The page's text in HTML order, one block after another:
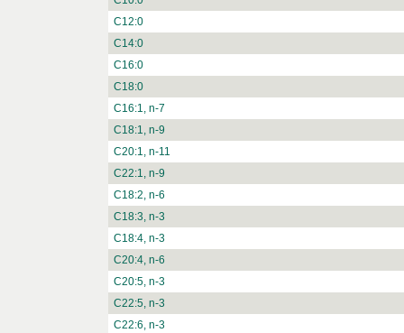
C12:0
C14:0
C16:0
C18:0
C16:1, n-7
C18:1, n-9
C20:1, n-11
C22:1, n-9
C18:2, n-6
C18:3, n-3
C18:4, n-3
C20:4, n-6
C20:5, n-3
C22:5, n-3
C22:6, n-3